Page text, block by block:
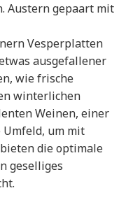
Austern gepaart mit
Vesperplatten
ausgefallener
wie frische
winterlichen
Weinen, einer
um mit
die optimale
geselliges